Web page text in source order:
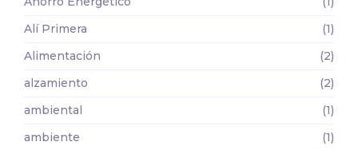
Alí Primera
(1)
Alimentación
(2)
alzamiento
(2)
ambiental
(1)
ambiente
(1)